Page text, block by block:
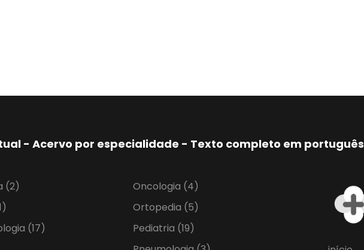
- Acervo por especialidade - Texto completo em português
(2)
(17)
Oncologia (4)
Ortopedia (5)
Pediatria (19)